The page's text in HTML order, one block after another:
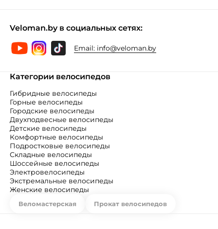
Veloman.by в социальных сетях:
Email: info@veloman.by
Категории велосипедов
Гибридные велосипеды
Горные велосипеды
Городские велосипеды
Двухподвесные велосипеды
Детские велосипеды
Комфортные велосипеды
Подростковые велосипеды
Складные велосипеды
Шоссейные велосипеды
Электровелосипеды
Экстремальные велосипеды
Женские велосипеды
Веломастерская Прокат велосипедов